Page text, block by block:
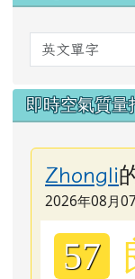
英文單字
即時空氣質量
Zhongli
2026年08月
57